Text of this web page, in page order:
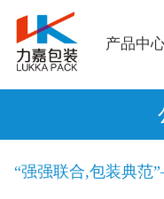
产品中
“强强联合,包装典范